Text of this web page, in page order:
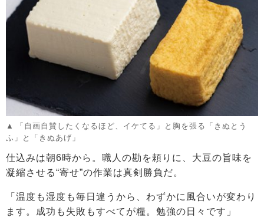
「自画自賛したくなるほど、イケてる」と胸を張る「きぬとう
ふ」と「きぬあげ」
仕込みは朝6時から。職人の勘を頼りに、大豆の旨味を
凝縮させる“寄せ”の作業は真剣勝負だ。
「温度も湿度も毎日違うから、わずかに風合いが変わり
ます。成功も失敗もすべてが糧。勉強の日々です」